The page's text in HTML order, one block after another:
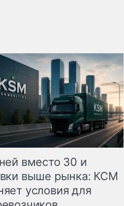
вместо 30 и
выше рынка: КСМ
условия для